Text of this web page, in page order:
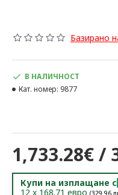
Базирано
1,733.28€ /
В НАЛИЧНОСТ
Кат. номер: 9877
Купи на изплащане с
12 x 168.71 евро (329.96